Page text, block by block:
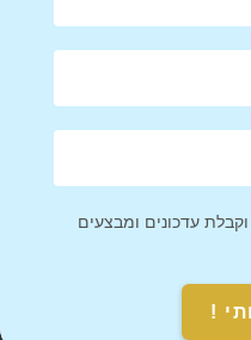
עדכונים ומבצעים
!